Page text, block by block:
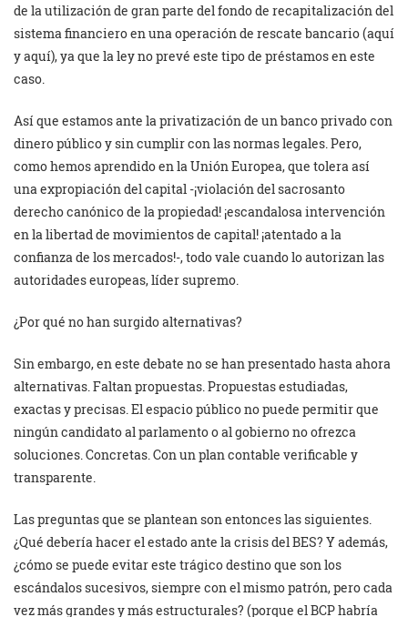
de la utilización de gran parte del fondo de recapitalización del
sistema financiero en una operación de rescate bancario (aquí
y aquí), ya que la ley no prevé este tipo de préstamos en este
caso.
Así que estamos ante la privatización de un banco privado con
dinero público y sin cumplir con las normas legales. Pero,
como hemos aprendido en la Unión Europea, que tolera así
una expropiación del capital -¡violación del sacrosanto
derecho canónico de la propiedad! ¡escandalosa intervención
en la libertad de movimientos de capital! ¡atentado a la
confianza de los mercados!-, todo vale cuando lo autorizan las
autoridades europeas, líder supremo.
¿Por qué no han surgido alternativas?
Sin embargo, en este debate no se han presentado hasta ahora
alternativas. Faltan propuestas. Propuestas estudiadas,
exactas y precisas. El espacio público no puede permitir que
ningún candidato al parlamento o al gobierno no ofrezca
soluciones. Concretas. Con un plan contable verificable y
transparente.
Las preguntas que se plantean son entonces las siguientes.
¿Qué debería hacer el estado ante la crisis del BES? Y además,
¿cómo se puede evitar este trágico destino que son los
escándalos sucesivos, siempre con el mismo patrón, pero cada
vez más grandes y más estructurales? (porque el BCP habría